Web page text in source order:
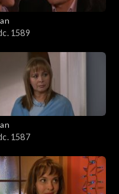
1589
1587